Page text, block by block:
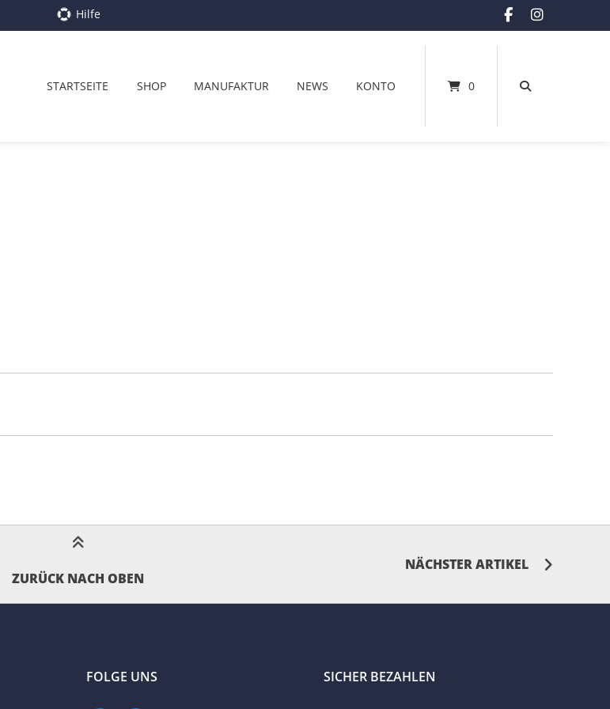
Hilfe
STARTSEITE SHOP MANUFAKTUR NEWS KONTO 0
NÄCHSTER ARTIKEL
ZURÜCK NACH OBEN
FOLGE UNS SICHER BEZAHLEN